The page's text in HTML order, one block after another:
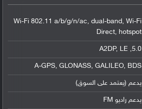
Wi-Fi 802.11 a/b/g/n/ac, dual-band, Wi-Fi
Direct, hotspot
5.0, A2DP, LE
A-GPS, GLONASS, GALILEO, BDS
يدعم (يعتمد على السوق)
يدعم راديو FM